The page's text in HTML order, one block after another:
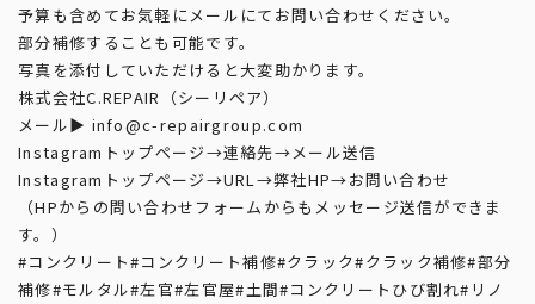
予算も含めてお気軽にメールにてお問い合わせください。
部分補修することも可能です。
写真を添付していただけると大変助かります。
株式会社C.REPAIR（シーリペア）
メール▶︎ info@c-repairgroup.com
Instagramトップページ→連絡先→メール送信
Instagramトップページ→URL→弊社HP→お問い合わせ
（HPからの問い合わせフォームからもメッセージ送信ができま
す。）
#コンクリート#コンクリート補修#クラック#クラック補修#部分
補修#モルタル#左官#左官屋#土間#コンクリートひび割れ#リノ